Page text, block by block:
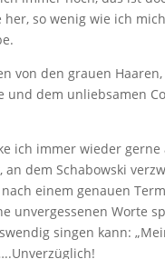
her, so wenig wie ich
von den grauen
und dem unliebsamen
ich immer wieder gerne
an dem Schabowski
einem genauen
unvergessenen Worte
singen kann: